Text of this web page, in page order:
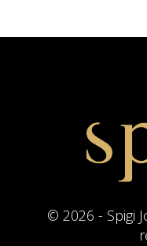
© 2026 - Spigi